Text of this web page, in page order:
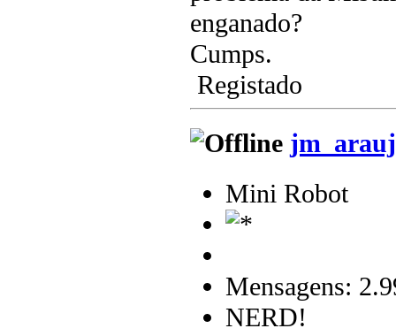
enganado?
Cumps.
Registado
Mini Robot
Mensagens:
NERD!